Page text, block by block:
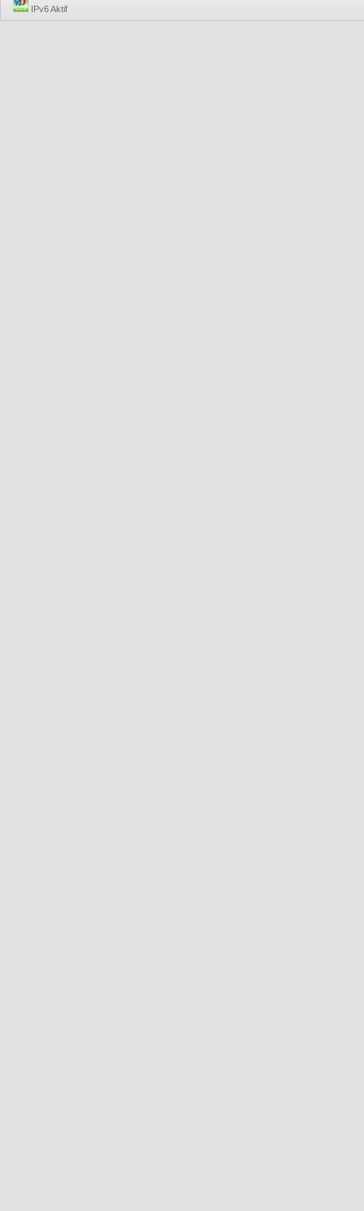
IPv6 Aktif